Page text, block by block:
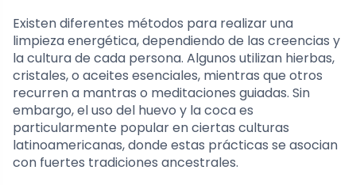
Existen diferentes métodos para realizar una
limpieza energética, dependiendo de las creencias y
la cultura de cada persona. Algunos utilizan hierbas,
cristales, o aceites esenciales, mientras que otros
recurren a mantras o meditaciones guiadas. Sin
embargo, el uso del huevo y la coca es
particularmente popular en ciertas culturas
latinoamericanas, donde estas prácticas se asocian
con fuertes tradiciones ancestrales.